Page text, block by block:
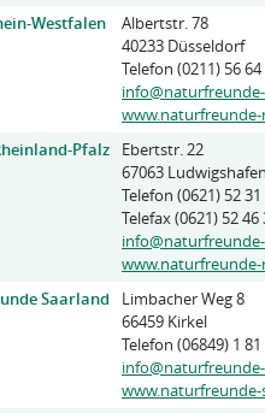
Westfalen
Albertstr. 78
40233 Düsseldorf
Telefon (0211) 56 64
www.naturfreunde-
Pfalz
Ebertstr. 22
67063
Telefon (0621) 52 31
Telefax (0621) 52 46
Saarland
Limbacher Weg 8
66459 Kirkel
Telefon (06849) 1 81
www.naturfreunde-